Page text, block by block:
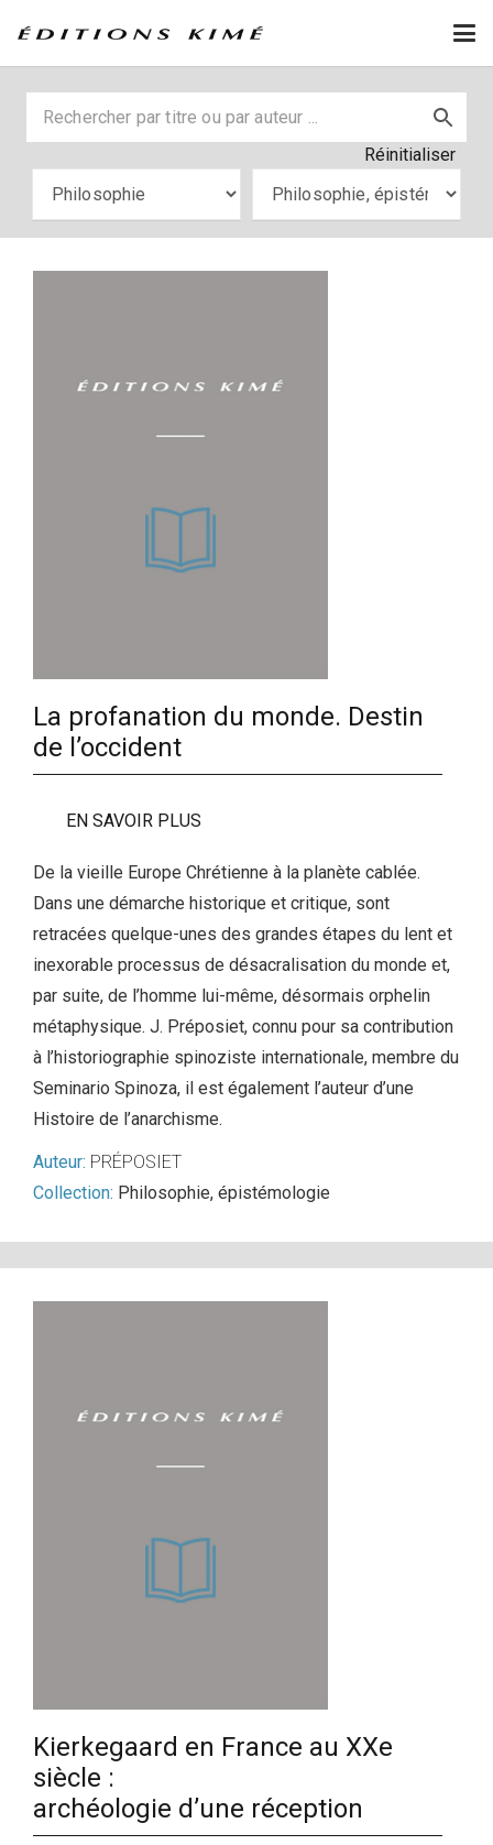
Réinitialiser
La profanation du monde. Destin
de l’occident
EN SAVOIR PLUS
De la vieille Europe Chrétienne à la planète cablée.
Dans une démarche historique et critique, sont
retracées quelque-unes des grandes étapes du lent et
inexorable processus de désacralisation du monde et,
par suite, de l’homme lui-même, désormais orphelin
métaphysique. J. Préposiet, connu pour sa contribution
à l’historiographie spinoziste internationale, membre du
Seminario Spinoza, il est également l’auteur d’une
Histoire de l’anarchisme.
Auteur: PRÉPOSIET
Collection: Philosophie, épistémologie
Kierkegaard en France au XXe
siècle :
archéologie d’une réception